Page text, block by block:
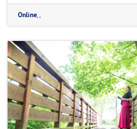
Online,,